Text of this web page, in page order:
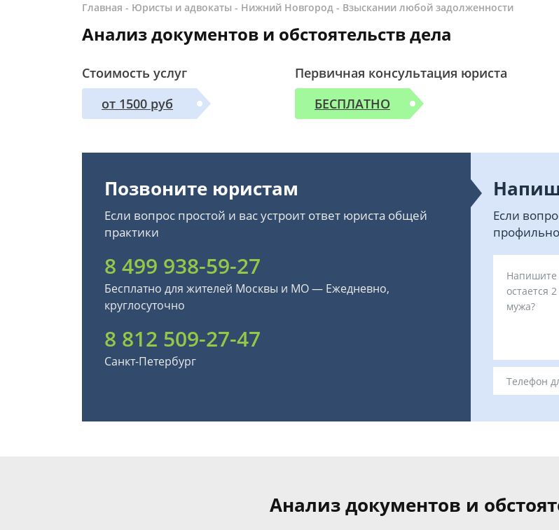
Главная - Юристы и адвокаты - Нижний Новгород - Взыскании любой задолженности
Анализ документов и обстоятельств дела
Стоимость услуг
от 1500 руб
Первичная консультация юриста
БЕСПЛАТНО
Позвоните юристам
Если вопрос простой и вас устроит ответ юриста общей
практики
8 499 938-59-27
Бесплатно для жителей Москвы и МО — Ежедневно,
круглосуточно
8 812 509-27-47
Санкт-Петербург
Если
Анализ документов и